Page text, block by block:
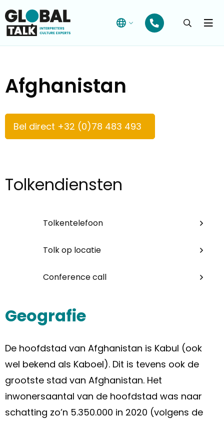
Open
Afghanistan
Bel direct +32 (0)78 483 493
Tolkendiensten
Tolkentelefoon
Tolk op locatie
Conference call
Geografie
De hoofdstad van Afghanistan is Kabul (ook
wel bekend als Kaboel). Dit is tevens ook de
grootste stad van Afghanistan. Het
inwonersaantal van de hoofdstad was naar
schatting zo’n 5.350.000 in 2020 (volgens de